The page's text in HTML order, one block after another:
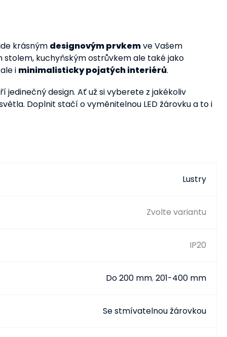
krásným designovým prvkemve Vašem
kuchyňským ostrůvkem ale také jako
i minimalisticky pojatých interiérů.
design. Ať už si vyberete z jakékoliv
Doplnit stačí o vyměnitelnou LED žárovku a to i
Lustry
Zvolte variantu
IP20
Do 200 mm,201-400 mm
Se stmívatelnou žárovkou